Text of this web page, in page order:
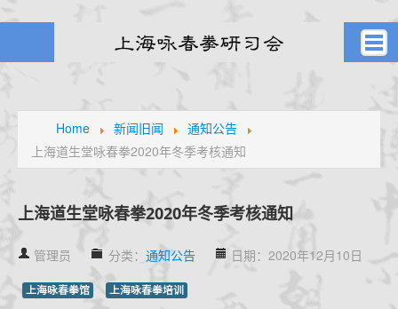
武者之风
课堂剪影
元生堂记
武林掌故
通知公告
Home 新闻旧闻
通知公告
上海道生堂咏春拳2020年冬季考核通知
上海道生堂咏春拳2020年冬季考核通知
管理员 分类： 通知公告 日期：2020年12月10日
上海咏春拳馆 上海咏春拳培训